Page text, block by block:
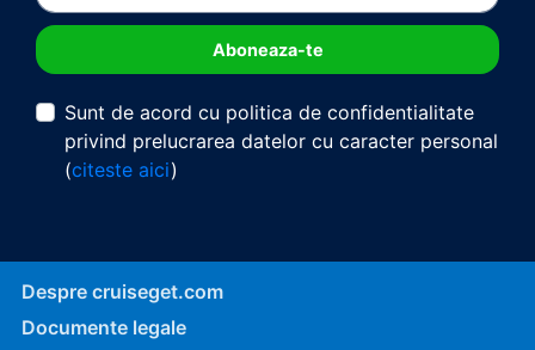
Sunt de acord cu politica de confidentialitate
privind prelucrarea datelor cu caracter personal
(citeste aici)
Despre cruiseget.com
Documente legale